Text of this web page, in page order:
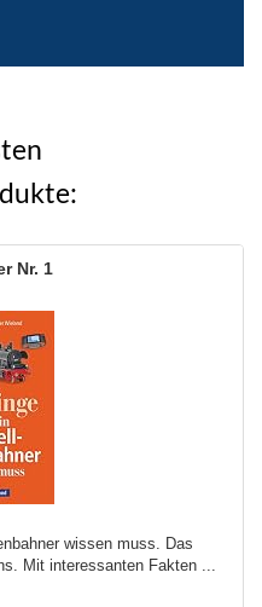
1
wissen muss. Das
Mit interessanten Fakten ...